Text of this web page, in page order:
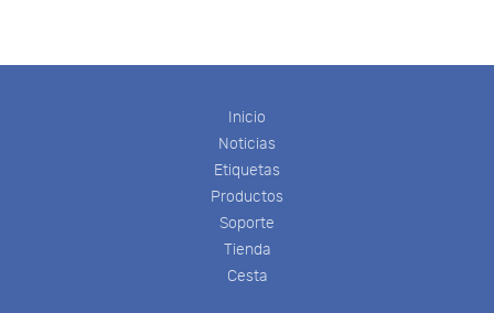
Inicio
Noticias
Etiquetas
Productos
Soporte
Tienda
Cesta